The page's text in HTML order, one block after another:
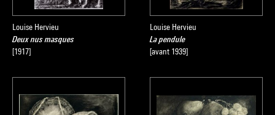
Louise Hervieu
Deux nus masques
[1917]
Louise Hervieu
La pendule
[avant 1939]